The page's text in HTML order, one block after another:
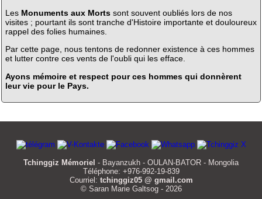
Les Monuments aux Mortssont souvent oubliés lors de nos
visites ; pourtant ils sont tranche d'Histoire importante et douloureux
rappel des folies humaines.
Par cette page, nous tentons de redonner existence à ces hommes
et lutter contre ces vents de l'oubli qui les efface.
Ayons mémoire et respect pour ces hommes qui donnèrent
leur vie pour le Pays.
Tchinggiz Mémoriel - Bayanzukh - OULAN-BATOR - Mongolia
Téléphone: +976-992-19-839
Courriel: tchinggiz05 @ gmail.com
© Saran Marie Galtsog - 2026